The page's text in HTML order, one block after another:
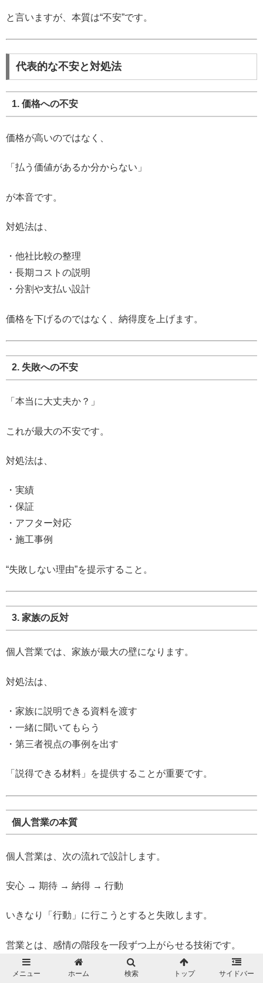
と言いますが、本質は“不安”です。
代表的な不安と対処法
1. 価格への不安
価格が高いのではなく、
「払う価値があるか分からない」
が本音です。
対処法は、
・他社比較の整理
・長期コストの説明
・分割や支払い設計
価格を下げるのではなく、納得度を上げます。
2. 失敗への不安
「本当に大丈夫か？」
これが最大の不安です。
対処法は、
・実績
・保証
・アフター対応
・施工事例
“失敗しない理由”を提示すること。
3. 家族の反対
個人営業では、家族が最大の壁になります。
対処法は、
・家族に説明できる資料を渡す
・一緒に聞いてもらう
・第三者視点の事例を出す
「説得できる材料」を提供することが重要です。
個人営業の本質
個人営業は、次の流れで設計します。
安心 → 期待 → 納得 → 行動
いきなり「行動」に行こうとすると失敗します。
営業とは、感情の階段を一段ずつ上がらせる技術です。
個人営業で重要なのは、感情設計です。
メニュー ホーム 検索 トップ サイドバー